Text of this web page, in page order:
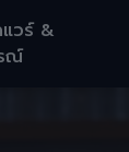
วร์ &
ณ์